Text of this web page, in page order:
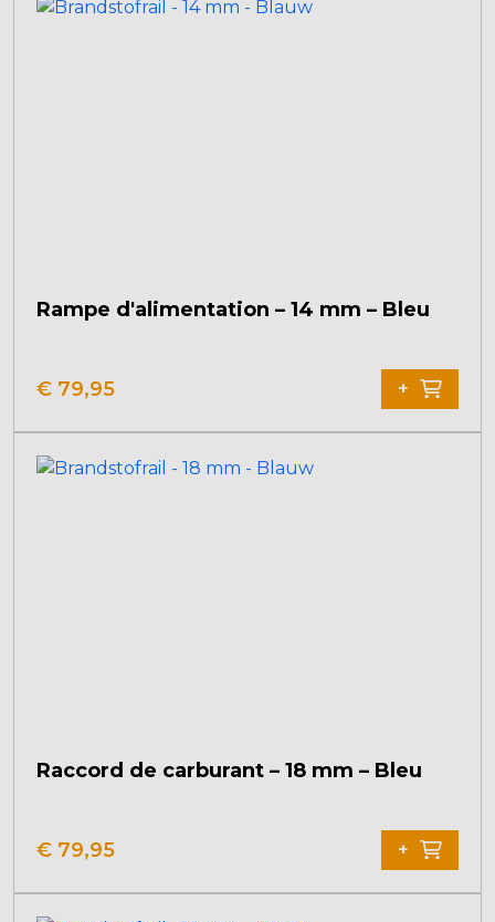
Rampe d'alimentation – 14 mm – Bleu
€ 79,95 +
Raccord de carburant – 18 mm – Bleu
€ 79,95 +